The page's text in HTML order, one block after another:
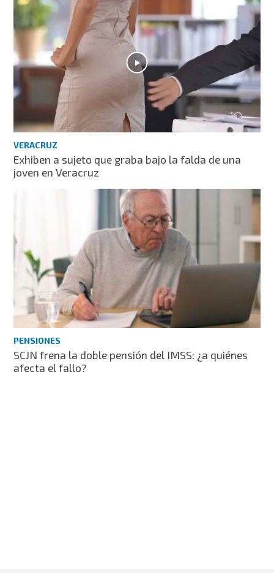
VERACRUZ
Exhiben a sujeto que graba bajo la falda de una
joven en Veracruz
PENSIONES
SCJN frena la doble pensión del IMSS: ¿a quiénes
afecta el fallo?